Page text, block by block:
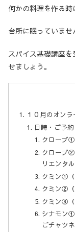
何かの料理を作る
台所に眠っていませ
スパイス基礎講座
せましょう。
１０月のオン
日時・ご予約
クローブ①
クローブ
リエンタ
クミン①（
クミン②（
クミン③（
シナモン①
ごチャツネ